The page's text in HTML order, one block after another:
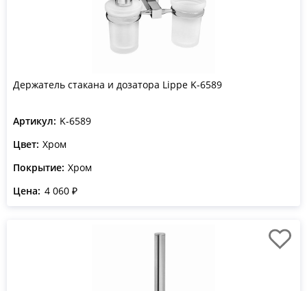
Держатель стакана и дозатора Lippe K-6589
Артикул: K-6589
Цвет: Хром
Покрытие: Хром
Цена: 4 060 ₽